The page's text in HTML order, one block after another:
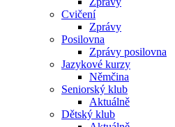
Cvičení
Zprávy
Posilovna
Zprávy posilovna
Jazykové kurzy
Němčina
Seniorský klub
Aktuálně
Dětský klub